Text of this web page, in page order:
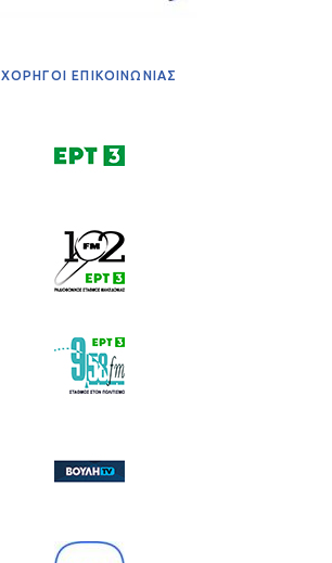
ΧΟΡΗΓΟΙ ΕΠΙΚΟΙΝΩΝΙΑΣ